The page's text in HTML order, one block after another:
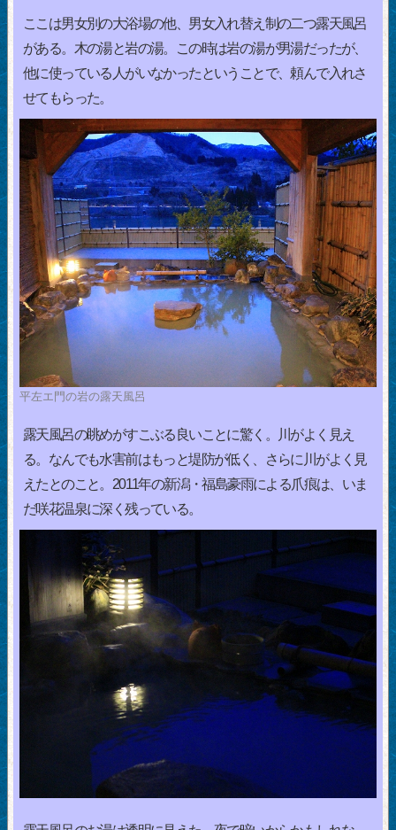
ここは男女別の大浴場の他、男女入れ替え制の二つ露天風呂
がある。木の湯と岩の湯。この時は岩の湯が男湯だったが、
他に使っている人がいなかったということで、頼んで入れさ
せてもらった。
平左エ門の岩の露天風呂
露天風呂の眺めがすこぶる良いことに驚く。川がよく見え
る。なんでも水害前はもっと堤防が低く、さらに川がよく見
えたとのこと。2011年の新潟・福島豪雨による爪痕は、いま
だ咲花温泉に深く残っている。